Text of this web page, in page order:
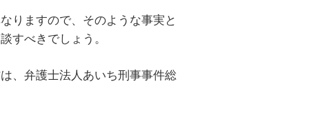
りますので、そのような事実と
すべきでしょう。
、弁護士法人あいち刑事事件総